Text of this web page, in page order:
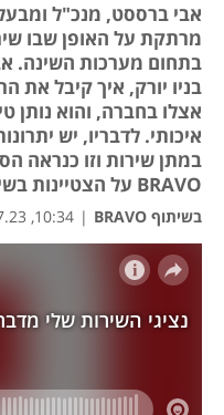
אבי ברססט, מנכ"ל
מרתקת על האופן שבו
בתחום מערכות השינה.
בניו יורק, איך קיבל את
אצלו בחברה, והוא נותן
איכותי. לדבריו, יש
BRAVO על הצטיינות בשירות וחוויית לקוח.
בשיתוף BRAVO |
10:34, 19.07.23